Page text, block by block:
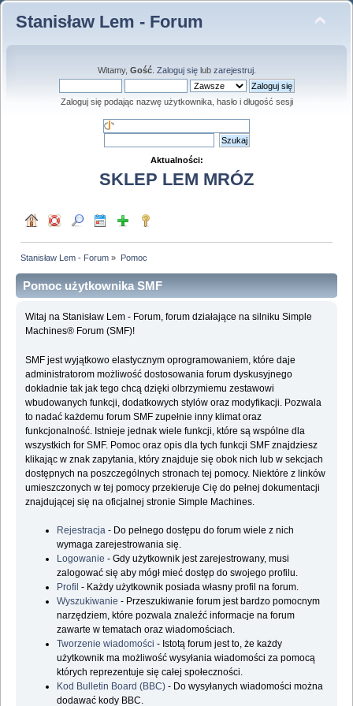
Stanisław Lem - Forum
Witamy, Gość. Zaloguj sięlub zarejestruj.
Zaloguj się podając nazwę użytkownika, hasło i długość sesji
Aktualności:
SKLEP LEM MRÓZ
Stanisław Lem - Forum » Pomoc
Pomoc użytkownika SMF
Witaj na Stanisław Lem - Forum, forum działające na silniku Simple
Machines® Forum (SMF)!
SMF jest wyjątkowo elastycznym oprogramowaniem, które daje
administratorom możliwość dostosowania forum dyskusyjnego
dokładnie tak jak tego chcą dzięki olbrzymiemu zestawowi
wbudowanych funkcji, dodatkowych stylów oraz modyfikacji. Pozwala
to nadać każdemu forum SMF zupełnie inny klimat oraz
funkcjonalność. Istnieje jednak wiele funkcji, które są wspólne dla
wszystkich for SMF. Pomoc oraz opis dla tych funkcji SMF znajdziesz
klikając w znak zapytania, który znajduje się obok nich lub w sekcjach
dostępnych na poszczególnych stronach tej pomocy. Niektóre z linków
umieszczonych w tej pomocy przekieruje Cię do pełnej dokumentacji
znajdującej się na oficjalnej stronie Simple Machines.
Rejestracja - Do pełnego dostępu do forum wiele z nich
wymaga zarejestrowania się.
Logowanie - Gdy użytkownik jest zarejestrowany, musi
zalogować się aby mógł mieć dostęp do swojego profilu.
Profil - Każdy użytkownik posiada własny profil na forum.
Wyszukiwanie - Przeszukiwanie forum jest bardzo pomocnym
narzędziem, które pozwala znaleźć informacje na forum
zawarte w tematach oraz wiadomościach.
Tworzenie wiadomości - Istotą forum jest to, że każdy
użytkownik ma możliwość wysyłania wiadomości za pomocą
których reprezentuje się całej społeczności.
Kod Bulletin Board (BBC) - Do wysyłanych wiadomości można
dodawać kody BBC.